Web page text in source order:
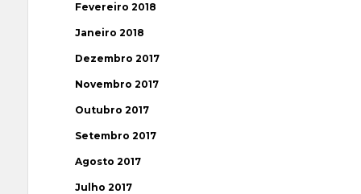
Fevereiro 2018
Janeiro 2018
Dezembro 2017
Novembro 2017
Outubro 2017
Setembro 2017
Agosto 2017
Julho 2017